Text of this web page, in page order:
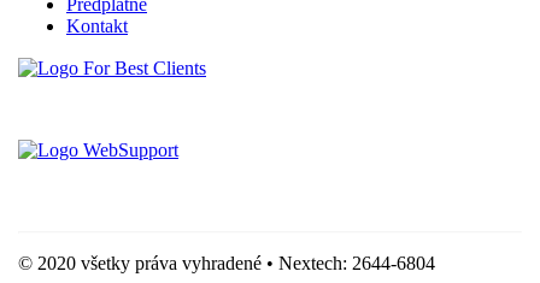
Kontakt
© 2020 všetky práva vyhradené • Nextech: 2644-6804